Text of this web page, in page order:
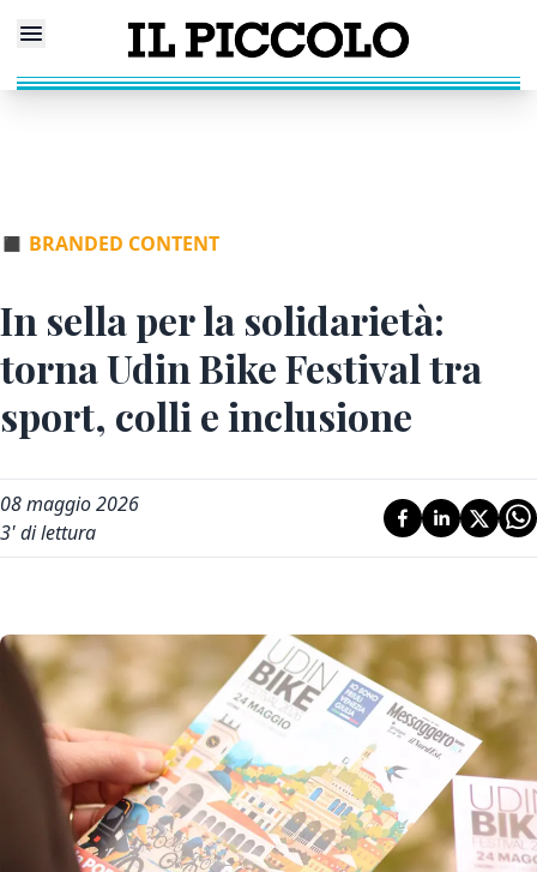
◼ BRANDED CONTENT
In sella per la solidarietà:
torna Udin Bike Festival tra
sport, colli e inclusione
08 maggio 2026
3' di lettura